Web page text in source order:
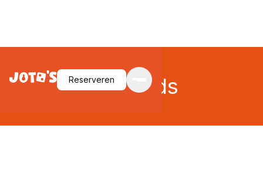
Reserveren
Radlands